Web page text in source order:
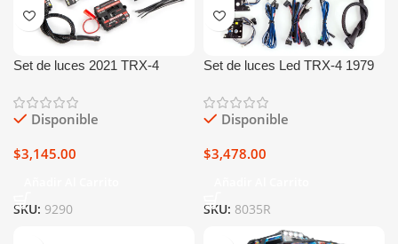
Set de luces 2021 TRX-4
Disponible
$3,145.00
SKU: 9290
Set de luces Led TRX-4 1979
Scale
Disponible
$3,478.00
SKU: 8035R